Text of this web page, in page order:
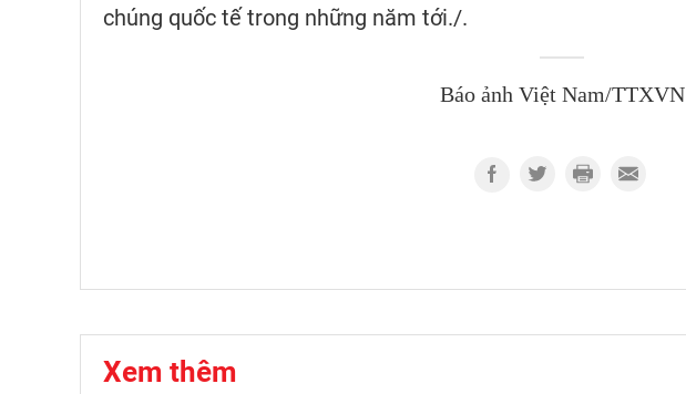
chúng quốc tế trong những năm tới./.
Báo ảnh Việt Nam/TTXVN
Xem thêm